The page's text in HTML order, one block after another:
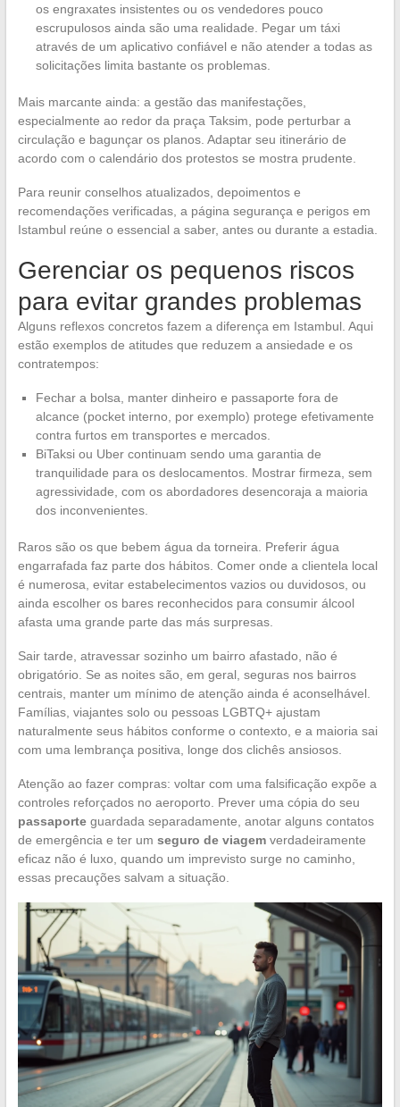
os engraxates insistentes ou os vendedores pouco
escrupulosos ainda são uma realidade. Pegar um táxi
através de um aplicativo confiável e não atender a todas as
solicitações limita bastante os problemas.
Mais marcante ainda: a gestão das manifestações,
especialmente ao redor da praça Taksim, pode perturbar a
circulação e bagunçar os planos. Adaptar seu itinerário de
acordo com o calendário dos protestos se mostra prudente.
Para reunir conselhos atualizados, depoimentos e
recomendações verificadas, a página segurança e perigos em
Istambul reúne o essencial a saber, antes ou durante a estadia.
Gerenciar os pequenos riscos
para evitar grandes problemas
Alguns reflexos concretos fazem a diferença em Istambul. Aqui
estão exemplos de atitudes que reduzem a ansiedade e os
contratempos:
Fechar a bolsa, manter dinheiro e passaporte fora de
alcance (pocket interno, por exemplo) protege efetivamente
contra furtos em transportes e mercados.
BiTaksi ou Uber continuam sendo uma garantia de
tranquilidade para os deslocamentos. Mostrar firmeza, sem
agressividade, com os abordadores desencoraja a maioria
dos inconvenientes.
Raros são os que bebem água da torneira. Preferir água
engarrafada faz parte dos hábitos. Comer onde a clientela local
é numerosa, evitar estabelecimentos vazios ou duvidosos, ou
ainda escolher os bares reconhecidos para consumir álcool
afasta uma grande parte das más surpresas.
Sair tarde, atravessar sozinho um bairro afastado, não é
obrigatório. Se as noites são, em geral, seguras nos bairros
centrais, manter um mínimo de atenção ainda é aconselhável.
Famílias, viajantes solo ou pessoas LGBTQ+ ajustam
naturalmente seus hábitos conforme o contexto, e a maioria sai
com uma lembrança positiva, longe dos clichês ansiosos.
Atenção ao fazer compras: voltar com uma falsificação expõe a
controles reforçados no aeroporto. Prever uma cópia do seu
passaporteguardada separadamente, anotar alguns contatos
de emergência e ter um seguro de viagemverdadeiramente
eficaz não é luxo, quando um imprevisto surge no caminho,
essas precauções salvam a situação.